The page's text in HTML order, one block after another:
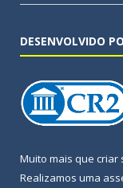
DESENVOLVIDO
Muito mais que criar
Realizamos uma